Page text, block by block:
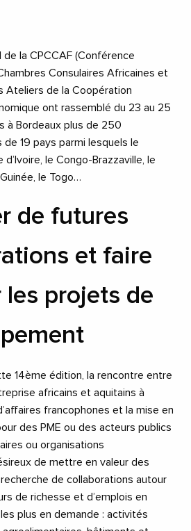
la CPCCAF (Conférence
Consulaires Africaines et
Ateliers de la Coopération
ont rassemblé du 23 au 25
à Bordeaux plus de 250
19 pays parmi lesquels le
d’Ivoire, le Congo-Brazzaville, le
le Togo…
de futures
et faire
les projets de
14ème édition, la rencontre entre
africains et aquitains à
francophones et la mise en
des PME ou des acteurs publics
ou organisations
de mettre en valeur des
de collaborations autour
de richesse et d’emplois en
plus en demande : activités